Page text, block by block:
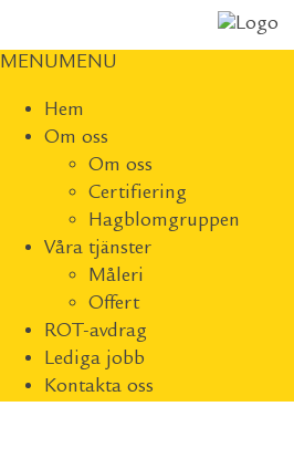
MENUMENU
Hem
Om oss
Om oss
Certifiering
Hagblomgruppen
Våra tjänster
Måleri
Offert
ROT-avdrag
Lediga jobb
Kontakta oss